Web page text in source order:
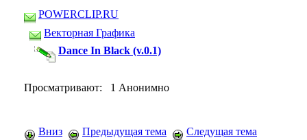
POWERCLIP.RU
Векторная Графика
Dance In Black (v.0.1)
Просматривают: 1 Анонимно
Вниз Предыдущая тема Следущая тема